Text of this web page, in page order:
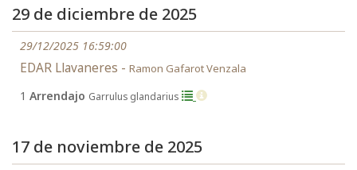
29 de diciembre de 2025
29/12/2025 16:59:00
EDAR Llavaneres - Ramon Gafarot Venzala
1 Arrendajo Garrulus glandarius
17 de noviembre de 2025